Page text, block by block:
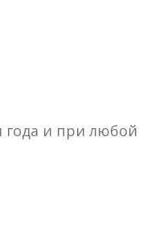
года и при любой